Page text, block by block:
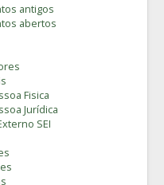
antigos
abertos
Fisica
Jurídica
SEI